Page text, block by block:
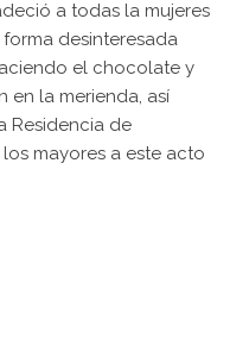
a todas la mujeres
desinteresada
el chocolate y
en la merienda, así
Residencia de
mayores a este acto